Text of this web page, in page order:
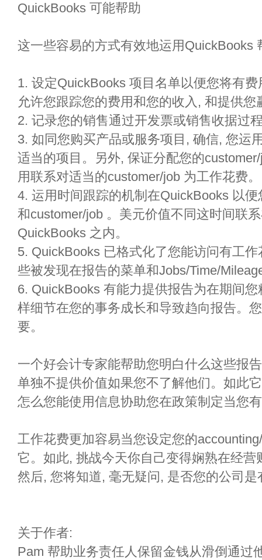
QuickBooks 可能帮助
这一些容易的方式有效地运用QuickBooks
1. 设定QuickBooks 项目名单以便您将有
允许您跟踪您的费用和您的收入, 和提供您
2. 记录您的销售通过开发票或销售收据过
3. 如同您购买产品或服务项目, 确信, 您运
适当的项目。另外, 保证分配您的
用联系对适当的customer/job 为工作花费。
4. 运用时间跟踪的机制在QuickBooks 以
和customer/job 。美元价值不同这时间联
QuickBooks 之内。
5. QuickBooks 已格式化了您能访问有工
些被发现在报告的菜单和Jobs/Time/
6. QuickBooks 有能力提供报告为在期间
样细节在您的事务成长和导致趋向报告。
要。
一个好会计专家能帮助您明白什么这些报
单独不提供价值如果您不了解他们。如此
怎么您能使用信息协助您在政策制定当您
工作花费更加容易当您设定您的
它。如此, 挑战今天你自己变得娴熟在经
然后, 您将知道, 毫无疑问, 是否您的公司是
关于作者:
Pam 帮助业务责任人保留金钱从滑倒通过